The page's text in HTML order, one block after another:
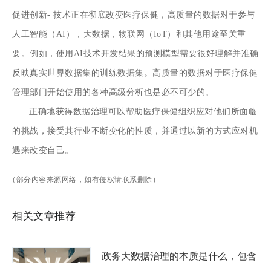
促进创新- 技术正在彻底改变医疗保健，高质量的数据对于参与
人工智能（AI），大数据，物联网（IoT）和其他用途至关重
要。例如，使用AI技术开发结果的预测模型需要很好理解并准确
反映真实世界数据集的训练数据集。高质量的数据对于医疗保健
管理部门开始使用的各种高级分析也是必不可少的。
正确地获得数据治理可以帮助医疗保健组织应对他们所面临
的挑战，接受其行业不断变化的性质，并通过以新的方式应对机
遇来改变自己。
（部分内容来源网络，如有侵权请联系删除）
相关文章推荐
政务大数据治理的本质是什么，包含